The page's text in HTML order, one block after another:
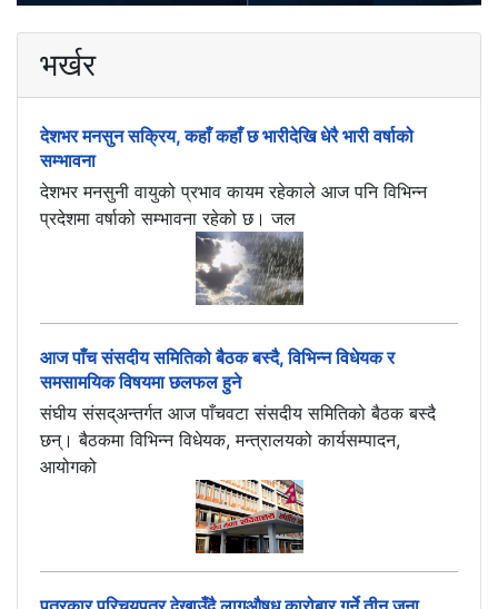
भर्खर
देशभर मनसुन सक्रिय, कहाँ कहाँ छ भारीदेखि धेरै भारी वर्षाको
सम्भावना
देशभर मनसुनी वायुको प्रभाव कायम रहेकाले आज पनि विभिन्न
प्रदेशमा वर्षाको सम्भावना रहेको छ। जल
आज पाँच संसदीय समितिको बैठक बस्दै, विभिन्न विधेयक र
समसामयिक विषयमा छलफल हुने
संघीय संसद्अन्तर्गत आज पाँचवटा संसदीय समितिको बैठक बस्दै
छन्। बैठकमा विभिन्न विधेयक, मन्त्रालयको कार्यसम्पादन,
आयोगको